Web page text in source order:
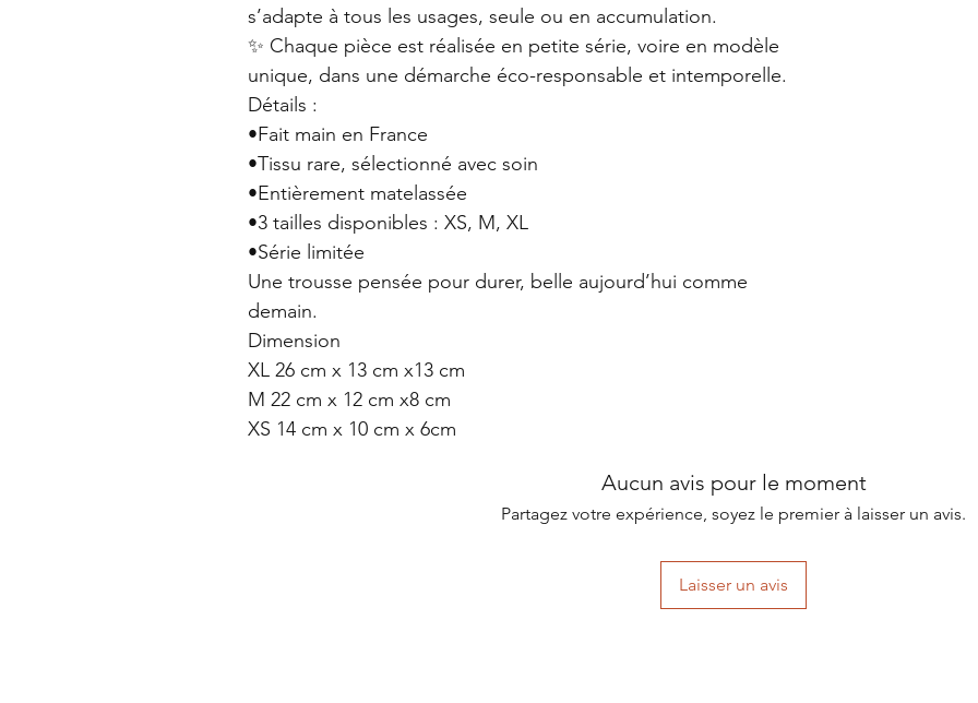
s’adapte à tous les usages, seule ou en accumulation.
✨ Chaque pièce est réalisée en petite série, voire en modèle
unique, dans une démarche éco-responsable et intemporelle.
Détails :
•Fait main en France
•Tissu rare, sélectionné avec soin
•Entièrement matelassée
•3 tailles disponibles : XS, M, XL
•Série limitée
Une trousse pensée pour durer, belle aujourd’hui comme
demain.
Dimension
XL 26 cm x 13 cm x13 cm
M 22 cm x 12 cm x8 cm
XS 14 cm x 10 cm x 6cm
Aucun avis pour le moment
Partagez votre expérience, soyez le premier à laisser un avis.
Laisser un avis